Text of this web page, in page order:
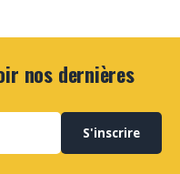
nos dernières
S'inscrire